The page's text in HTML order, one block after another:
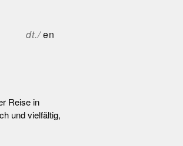
dt./en
Reise in
und vielfältig,